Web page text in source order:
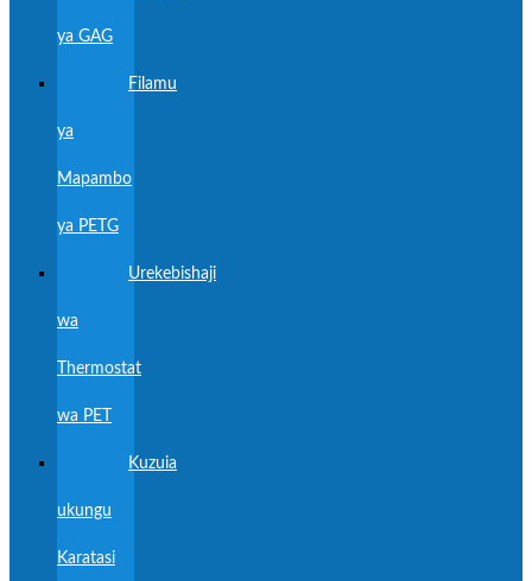
ya GAG
Filamu
ya
Mapambo
ya PETG
Urekebishaji
wa
Thermostat
wa PET
Kuzuia
ukungu
Karatasi